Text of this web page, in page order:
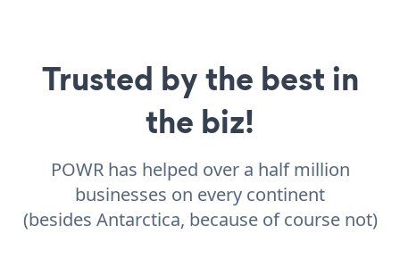
Trusted by the best in
the biz!
POWR has helped over a half million
businesses on every continent
(besides Antarctica, because of course not)